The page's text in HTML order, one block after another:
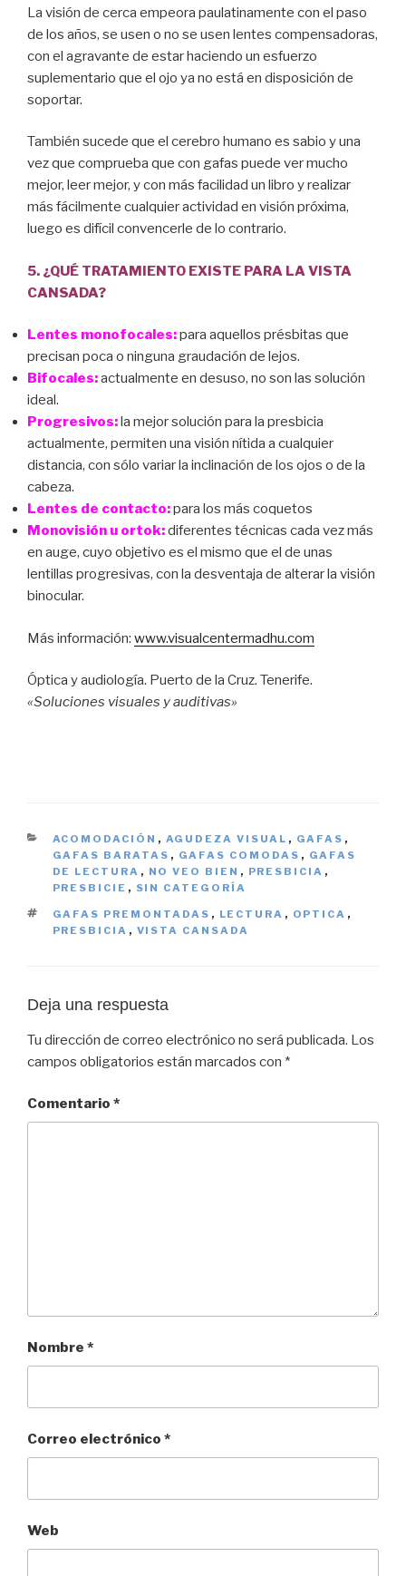
La visión de cerca empeora paulatinamente con el paso
de los años, se usen o no se usen lentes compensadoras,
con el agravante de estar haciendo un esfuerzo
suplementario que el ojo ya no está en disposición de
soportar.
También sucede que el cerebro humano es sabio y una
vez que comprueba que con gafas puede ver mucho
mejor, leer mejor, y con más facilidad un libro y realizar
más fácilmente cualquier actividad en visión próxima,
luego es difícil convencerle de lo contrario.
5. ¿QUÉ TRATAMIENTO EXISTE PARA LA VISTA
CANSADA?
Lentes monofocales:para aquellos présbitas que
precisan poca o ninguna graudación de lejos.
Bifocales:actualmente en desuso, no son las solución
ideal.
Progresivos:la mejor solución para la presbicia
actualmente, permiten una visión nítida a cualquier
distancia, con sólo variar la inclinación de los ojos o de la
cabeza.
Lentes de contacto:para los más coquetos
Monovisión u ortok:diferentes técnicas cada vez más
en auge, cuyo objetivo es el mismo que el de unas
lentillas progresivas, con la desventaja de alterar la visión
binocular.
Más información: www.visualcentermadhu.com
Óptica y audiología. Puerto de la Cruz. Tenerife.
«Soluciones visuales y auditivas»
CATEGORÍAS
ACOMODACIÓN , AGUDEZA VISUAL , GAFAS ,
GAFAS BARATAS , GAFAS COMODAS , GAFAS
DE LECTURA , NO VEO BIEN , PRESBICIA ,
PRESBICIE , SIN CATEGORÍA
ETIQUETAS
GAFAS PREMONTADAS , LECTURA , OPTICA ,
PRESBICIA , VISTA CANSADA
Deja una respuesta
Tu dirección de correo electrónico no será publicada. Los
campos obligatorios están marcados con *
Comentario *
Nombre *
Correo electrónico *
Web